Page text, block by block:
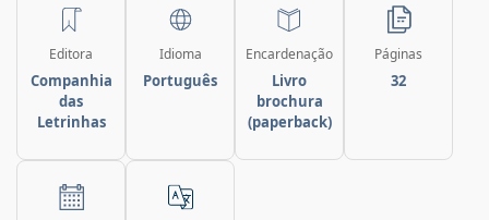
Editora
Companhia
das
Letrinhas
Idioma
Português
Encardenação
Livro
brochura
(paperback)
Páginas
32